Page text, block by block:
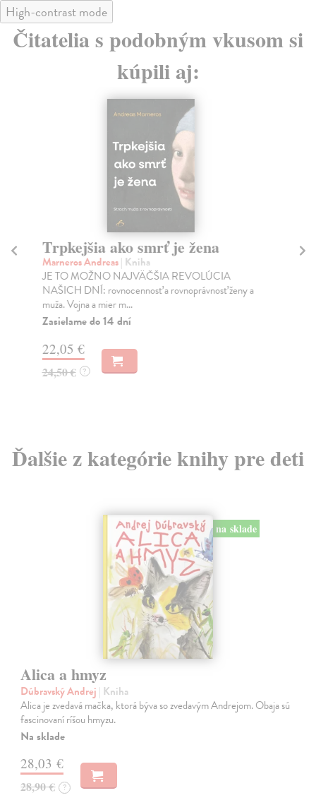
High-contrast mode
Čitatelia s podobným vkusom si
kúpili aj:
Trpkejšia ako smrť je žena
Marneros Andreas| Kniha
JE TO MOŽNO NAJVÄČŠIA REVOLÚCIA
NAŠICH DNÍ: rovnocennosť a rovnoprávnosť ženy a
muža. Vojna a mier m...
Zasielame do 14 dní
22,05 €
24,50 € ?
Ďalšie z kategórie knihy pre deti
na sklade
Alica a hmyz
Dúbravský Andrej | Kniha
Alica je zvedavá mačka, ktorá býva so zvedavým Andrejom. Obaja sú
fascinovaní ríšou hmyzu.
Na sklade
28,03 €
28,90 € ?